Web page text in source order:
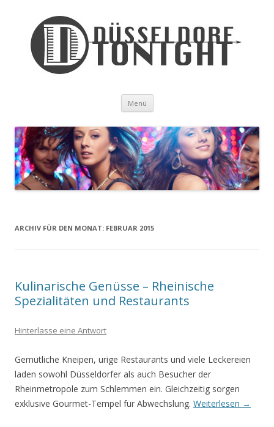
Menü Zum Inhalt springen
ARCHIV FÜR DEN MONAT: FEBRUAR 2015
Kulinarische Genüsse – Rheinische
Spezialitäten und Restaurants
Hinterlasse eine Antwort
Gemütliche Kneipen, urige Restaurants und viele Leckereien
laden sowohl Düsseldorfer als auch Besucher der
Rheinmetropole zum Schlemmen ein. Gleichzeitig sorgen
exklusive Gourmet-Tempel für Abwechslung. Weiterlesen →